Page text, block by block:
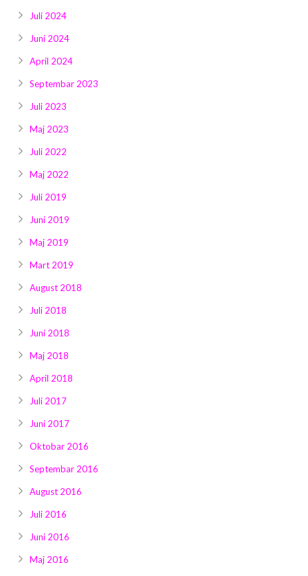
Juli 2024
Juni 2024
April 2024
Septembar 2023
Juli 2023
Maj 2023
Juli 2022
Maj 2022
Juli 2019
Juni 2019
Maj 2019
Mart 2019
August 2018
Juli 2018
Juni 2018
Maj 2018
April 2018
Juli 2017
Juni 2017
Oktobar 2016
Septembar 2016
August 2016
Juli 2016
Juni 2016
Maj 2016